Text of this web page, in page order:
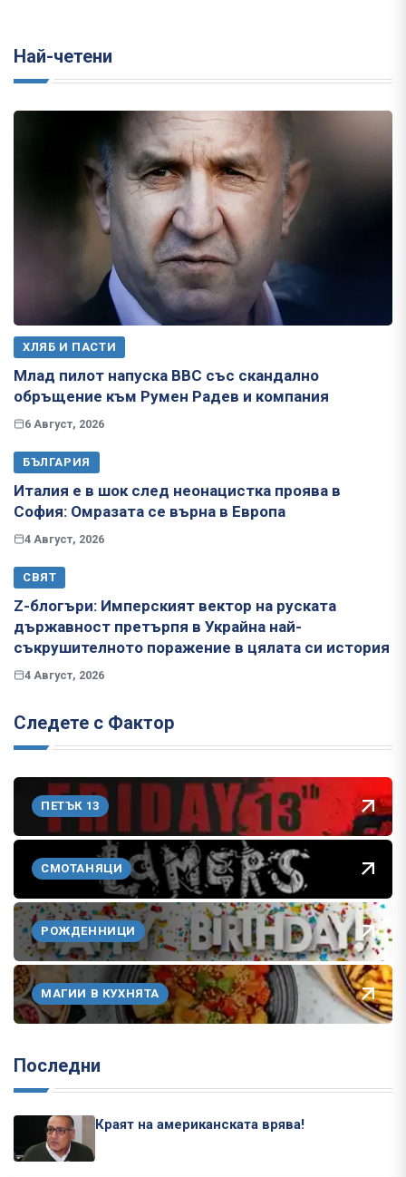
Най-четени
ХЛЯБ И ПАСТИ
Млад пилот напуска ВВС със скандално
обръщение към Румен Радев и компания
6 Август, 2026
БЪЛГАРИЯ
Италия е в шок след неонацистка проява в
София: Омразата се върна в Европа
4 Август, 2026
СВЯТ
Z-блогъри: Имперският вектор на руската
държавност претърпя в Украйна най-
съкрушителното поражение в цялата си история
4 Август, 2026
Следете с Фактор
ПЕТЪК 13
СМОТАНЯЦИ
РОЖДЕННИЦИ
МАГИИ В КУХНЯТА
Последни
Краят на американската врява!